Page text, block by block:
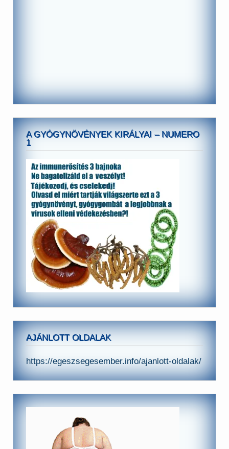
A GYÓGYNÖVÉNYEK KIRÁLYAI – NUMERO
1
AJÁNLOTT OLDALAK
https://egeszsegesember.info/ajanlott-oldalak/